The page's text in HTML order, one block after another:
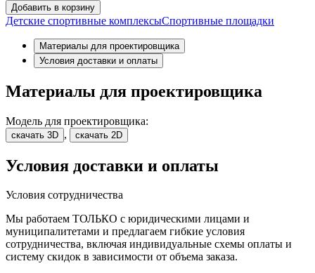
Добавить в корзину
Детские спортивные комплексыСпортивные площадки
Материалы для проектировщика
Условия доставки и оплаты
Материалы для проектировщика
Модель для проектировщика:
скачать 3D , скачать 2D
Условия доставки и оплаты
Условия сотрудничества
Мы работаем ТОЛЬКО с юридическими лицами и
муниципалитетами и предлагаем гибкие условия
сотрудничества, включая индивидуальные схемы оплаты и
систему скидок в зависимости от объема заказа.